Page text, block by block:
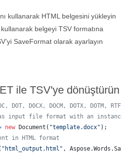
kullanarak HTML belgesini yükleyin
belgeyi TSV formatına
SaveFormat olarak ayarlayın
ile TSV'ye dönüştürün
DOT, DOCX, DOCM, DOTX, DOTM, RTF,
input file format with an instance of
new Document ( "template.docx" ) ;
in HTML format
"html_output.html" , Aspose.Words .